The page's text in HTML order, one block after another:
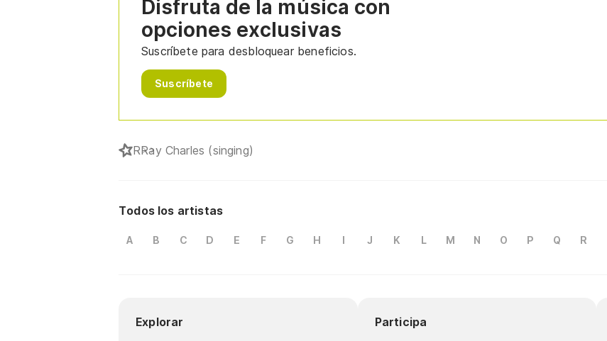
Disfruta de la música con
opciones exclusivas
Suscríbete para desbloquear beneficios.
Suscríbete
RRay Charles (singing)
Todos los artistas
A B C D E F G H I J K L M N O P Q R
Explorar Participa